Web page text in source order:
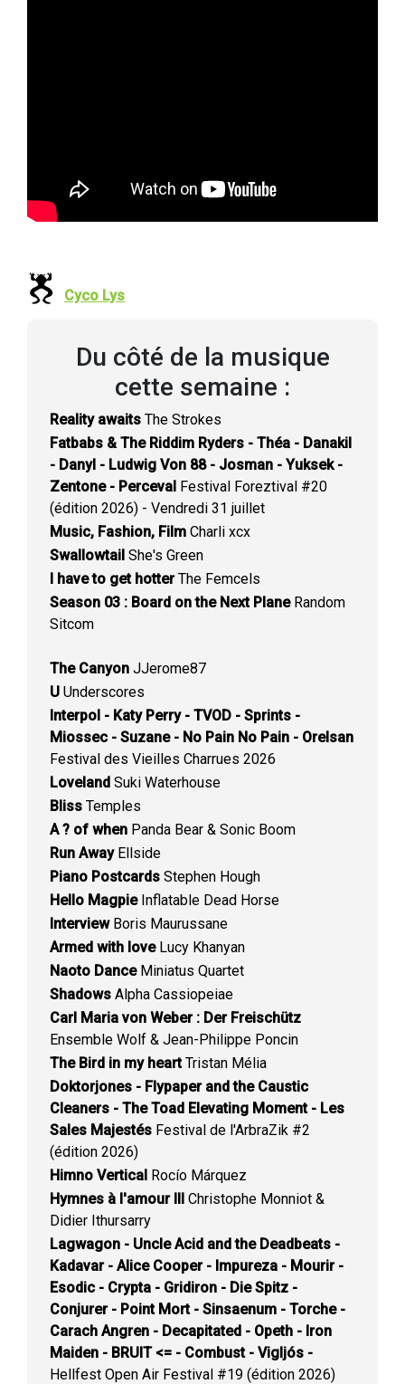
Cyco Lys
Du côté de la musique
cette semaine :
Reality awaits The Strokes
Fatbabs & The Riddim Ryders - Théa - Danakil
- Danyl - Ludwig Von 88 - Josman - Yuksek -
Zentone - Perceval Festival Foreztival #20
(édition 2026) - Vendredi 31 juillet
Music, Fashion, Film Charli xcx
Swallowtail She's Green
I have to get hotterThe Femcels
Season 03 : Board on the Next PlaneRandom
Sitcom
The Canyon JJerome87
U Underscores
Interpol - Katy Perry - TVOD - Sprints -
Miossec - Suzane - No Pain No Pain - Orelsan
Festival des Vieilles Charrues 2026
Loveland Suki Waterhouse
Bliss Temples
A ? of when Panda Bear & Sonic Boom
Run AwayEllside
Piano Postcards Stephen Hough
Hello MagpieInflatable Dead Horse
InterviewBoris Maurussane
Armed with loveLucy Khanyan
Naoto DanceMiniatus Quartet
Shadows Alpha Cassiopeiae
Carl Maria von Weber : Der Freischütz
Ensemble Wolf & Jean-Philippe Poncin
The Bird in my heartTristan Mélia
Doktorjones - Flypaper and the Caustic
Cleaners - The Toad Elevating Moment - Les
Sales Majestés Festival de l'ArbraZik #2
(édition 2026)
Himno Vertical Rocío Márquez
Hymnes à l'amour III Christophe Monniot &
Didier Ithursarry
Lagwagon - Uncle Acid and the Deadbeats -
Kadavar - Alice Cooper - Impureza - Mourir -
Esodic - Crypta - Gridiron - Die Spitz -
Conjurer - Point Mort - Sinsaenum - Torche -
Carach Angren - Decapitated - Opeth - Iron
Maiden - BRUIT <= - Combust - Vigljós -
Hellfest Open Air Festival #19 (édition 2026)